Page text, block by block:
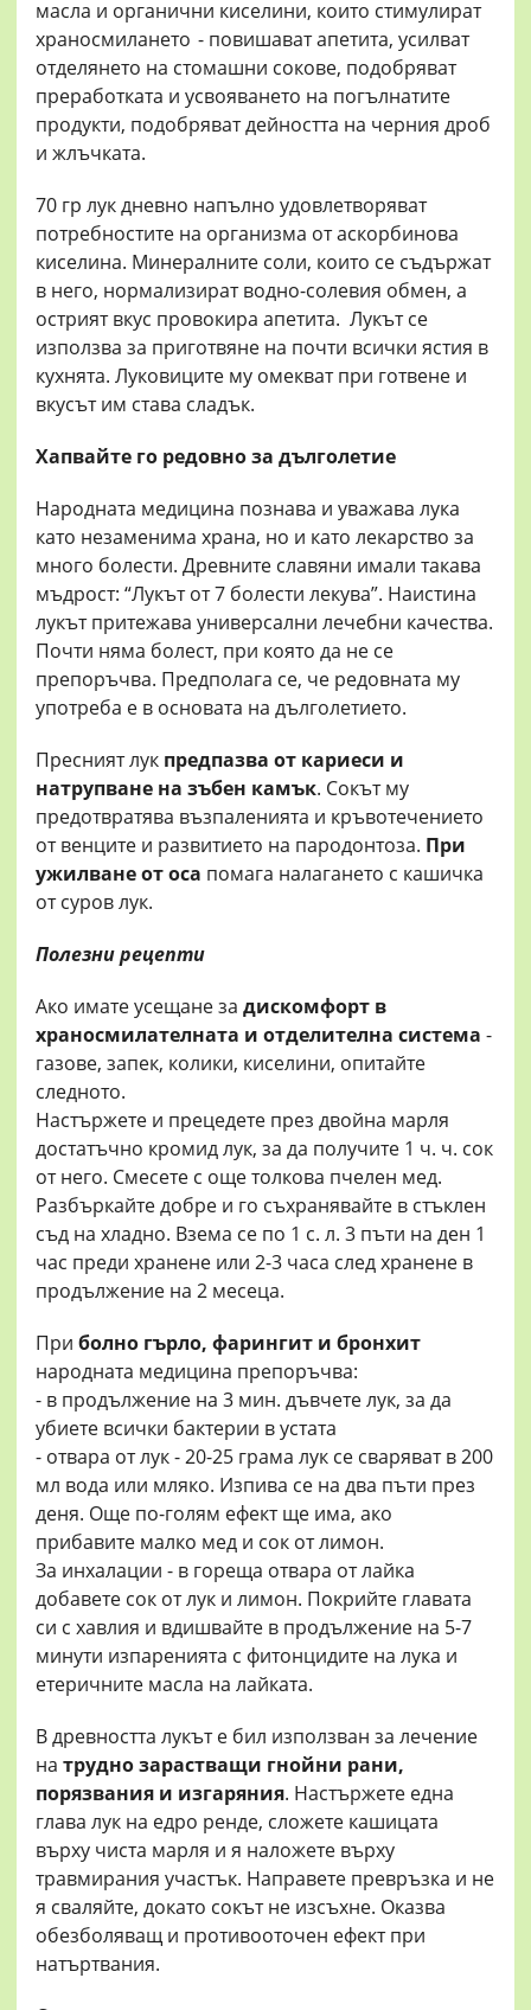
масла и органични киселини, които стимулират
храносмилането - повишават апетита, усилват
отделянето на стомашни сокове, подобряват
преработката и усвояването на погълнатите
продукти, подобряват дейността на черния дроб
и жлъчката.
70 гр лук дневно напълно удовлетворяват
потребностите на организма от аскорбинова
киселина. Минералните соли, които се съдържат
в него, нормализират водно-солевия обмен, а
острият вкус провокира апетита. Лукът се
използва за приготвяне на почти всички ястия в
кухнята. Луковиците му омекват при готвене и
вкусът им става сладък.
Хапвайте го редовно за дълголетие
Народната медицина познава и уважава лука
като незаменима храна, но и като лекарство за
много болести. Древните славяни имали такава
мъдрост: “Лукът от 7 болести лекува”. Наистина
лукът притежава универсални лечебни качества.
Почти няма болест, при която да не се
препоръчва. Предполага се, че редовната му
употреба е в основата на дълголетието.
Пресният лук предпазва от кариеси и
натрупване на зъбен камък. Сокът му
предотвратява възпаленията и кръвотечението
от венците и развитието на пародонтоза. При
ужилване от оса помага налагането с кашичка
от суров лук.
Полезни рецепти
Ако имате усещане за дискомфорт в
храносмилателната и отделителна система -
газове, запек, колики, киселини, опитайте
следното.
Настържете и прецедете през двойна марля
достатъчно кромид лук, за да получите 1 ч. ч. сок
от него. Смесете с още толкова пчелен мед.
Разбъркайте добре и го съхранявайте в стъклен
съд на хладно. Взема се по 1 с. л. 3 пъти на ден 1
час преди хранене или 2-3 часа след хранене в
продължение на 2 месеца.
При болно гърло, фарингит и бронхит
народната медицина препоръчва:
- в продължение на 3 мин. дъвчете лук, за да
убиете всички бактерии в устата
- отвара от лук - 20-25 грама лук се сваряват в 200
мл вода или мляко. Изпива се на два пъти през
деня. Още по-голям ефект ще има, ако
прибавите малко мед и сок от лимон.
За инхалации - в гореща отвара от лайка
добавете сок от лук и лимон. Покрийте главата
си с хавлия и вдишвайте в продължение на 5-7
минути изпаренията с фитонцидите на лука и
етеричните масла на лайката.
В древността лукът е бил използван за лечение
на трудно зарастващи гнойни рани,
порязвания и изгаряния. Настържете една
глава лук на едро ренде, сложете кашицата
върху чиста марля и я наложете върху
травмирания участък. Направете превръзка и не
я сваляйте, докато сокът не изсъхне. Оказва
обезболяващ и противооточен ефект при
натъртвания.